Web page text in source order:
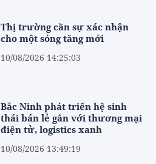
Thị trường cần sự xác nhận
cho một sóng tăng mới
10/08/2026 14:25:03
Bắc Ninh phát triển hệ sinh
thái bán lẻ gắn với thương mại
điện tử, logistics xanh
10/08/2026 13:49:19